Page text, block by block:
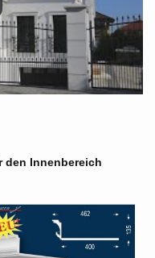
den Innenbereich